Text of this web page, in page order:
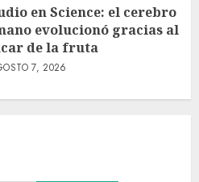
en Science: el cerebro
evolucionó gracias al
de la fruta
7, 2026